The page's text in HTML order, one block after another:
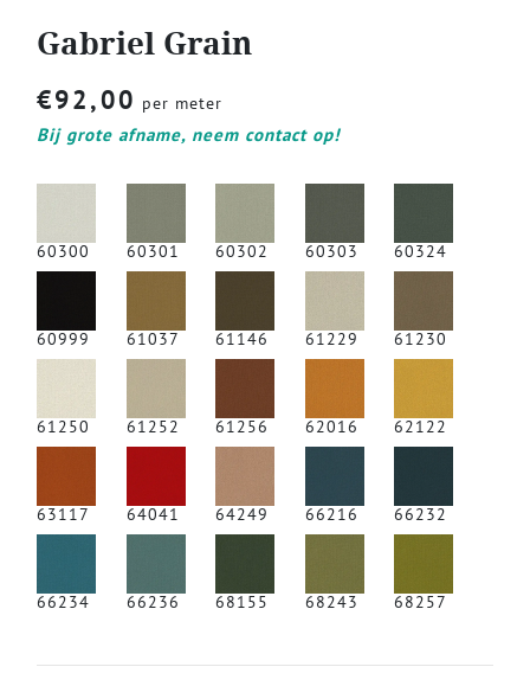
Gabriel Grain
€92,00 per meter
Bij grote afname, neem contact op!
60300 60301 60302 60303 60324
60999 61037 61146 61229 61230
61250 61252 61256 62016 62122
63117 64041 64249 66216 66232
66234 66236 68155 68243 68257